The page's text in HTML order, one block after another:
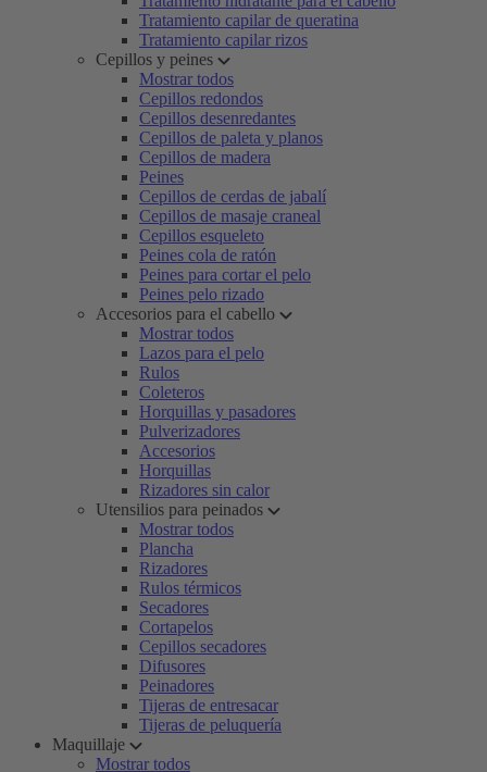
Tratamiento capilar de queratina
Tratamiento capilar rizos
Cepillos y peines
Mostrar todos
Cepillos redondos
Cepillos desenredantes
Cepillos de paleta y planos
Cepillos de madera
Peines
Cepillos de cerdas de jabalí
Cepillos de masaje craneal
Cepillos esqueleto
Peines cola de ratón
Peines para cortar el pelo
Peines pelo rizado
Accesorios para el cabello
Mostrar todos
Lazos para el pelo
Rulos
Coleteros
Horquillas y pasadores
Pulverizadores
Accesorios
Horquillas
Rizadores sin calor
Utensilios para peinados
Mostrar todos
Plancha
Rizadores
Rulos térmicos
Secadores
Cortapelos
Cepillos secadores
Difusores
Peinadores
Tijeras de entresacar
Tijeras de peluquería
Maquillaje
Mostrar todos